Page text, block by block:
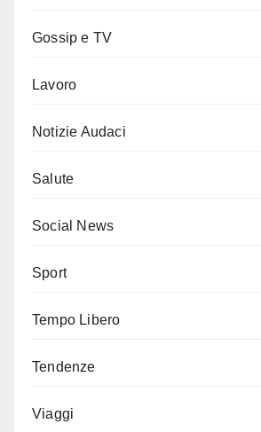
Gossip e TV
Lavoro
Notizie Audaci
Salute
Social News
Sport
Tempo Libero
Tendenze
Viaggi